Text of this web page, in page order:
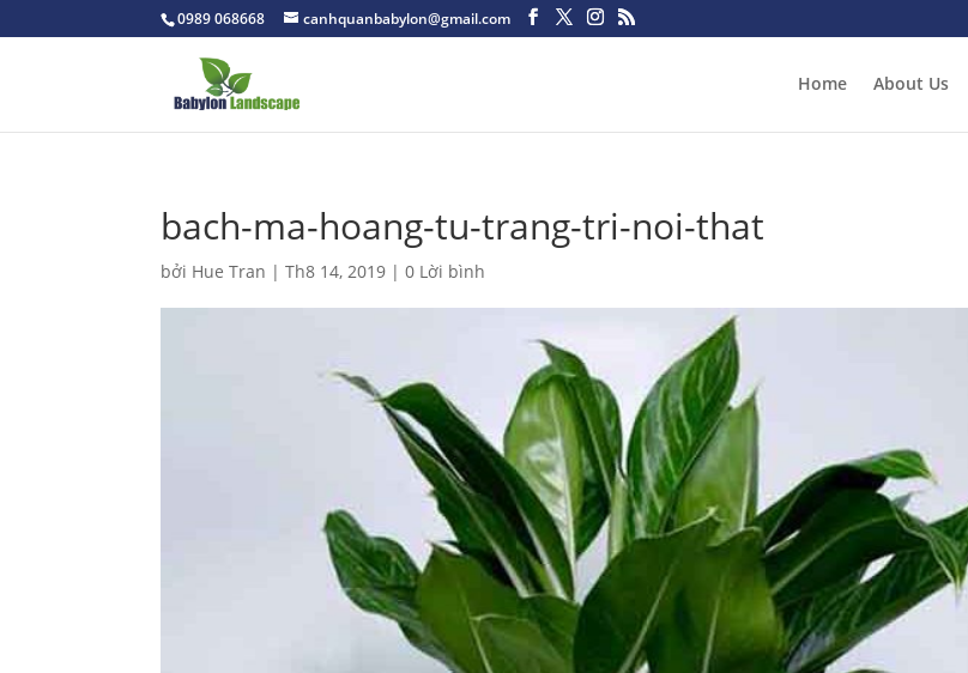
0989 068668 canhquanbabylon@gmail.com
Home About Us
bach-ma-hoang-tu-trang-tri-noi-that
bởi Hue Tran |Th8 14, 2019 |0 Lời bình